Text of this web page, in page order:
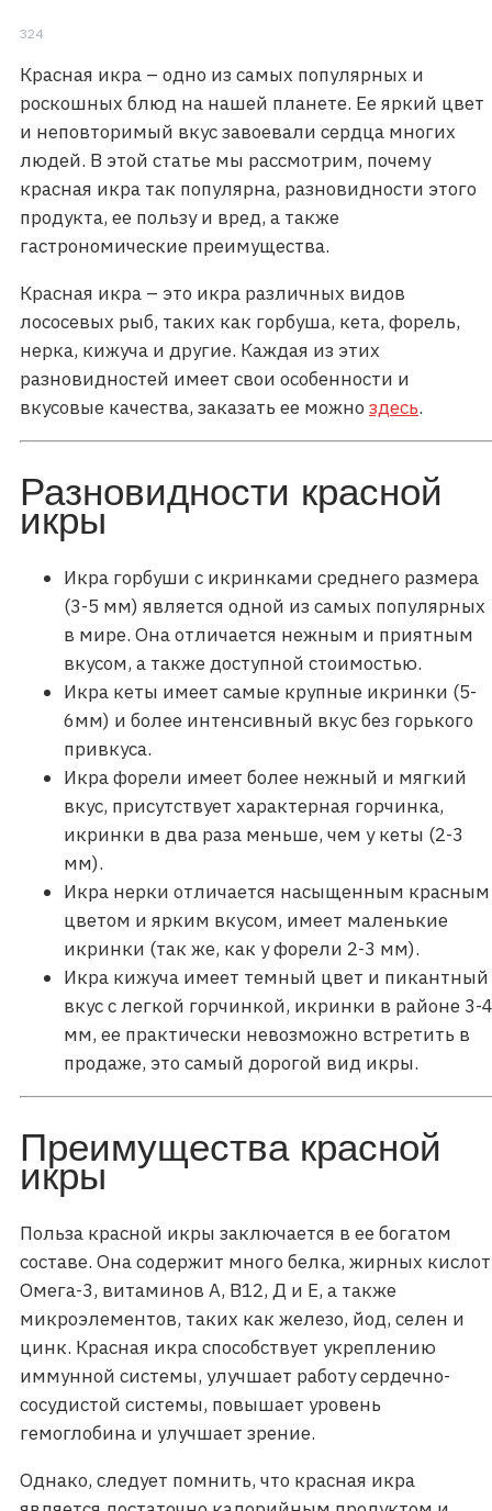
324
Красная икра – одно из самых популярных и
роскошных блюд на нашей планете. Ее яркий цвет
и неповторимый вкус завоевали сердца многих
людей. В этой статье мы рассмотрим, почему
красная икра так популярна, разновидности этого
продукта, ее пользу и вред, а также
гастрономические преимущества.
Красная икра – это икра различных видов
лососевых рыб, таких как горбуша, кета, форель,
нерка, кижуча и другие. Каждая из этих
разновидностей имеет свои особенности и
вкусовые качества, заказать ее можноздесь.
Разновидности красной
икры
Икра горбуши с икринками среднего размера
(3-5 мм) является одной из самых популярных
в мире. Она отличается нежным и приятным
вкусом, а также доступной стоимостью.
Икра кеты имеет самые крупные икринки (5-
6мм) и более интенсивный вкус без горького
привкуса.
Икра форели имеет более нежный и мягкий
вкус, присутствует характерная горчинка,
икринки в два раза меньше, чем у кеты (2-3
мм).
Икра нерки отличается насыщенным красным
цветом и ярким вкусом, имеет маленькие
икринки (так же, как у форели 2-3 мм).
Икра кижуча имеет темный цвет и пикантный
вкус с легкой горчинкой, икринки в районе 3-4
мм, ее практически невозможно встретить в
продаже, это самый дорогой вид икры.
Преимущества красной
икры
Польза красной икры заключается в ее богатом
составе. Она содержит много белка, жирных кислот
Омега-3, витаминов А, В12, Д и Е, а также
микроэлементов, таких как железо, йод, селен и
цинк. Красная икра способствует укреплению
иммунной системы, улучшает работу сердечно-
сосудистой системы, повышает уровень
гемоглобина и улучшает зрение.
Однако, следует помнить, что красная икра